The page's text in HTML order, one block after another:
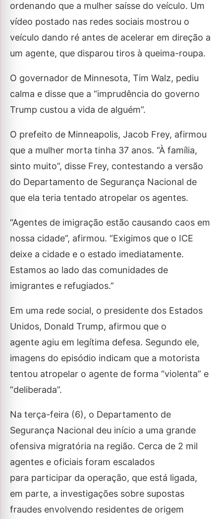
ordenando que a mulher saísse do veículo. Um
vídeo postado nas redes sociais mostrou o
veículo dando ré antes de acelerar em direção a
um agente, que disparou tiros à queima-roupa.
O governador de Minnesota, Tim Walz, pediu
calma e disse que a “imprudência do governo
Trump custou a vida de alguém”.
O prefeito de Minneapolis, Jacob Frey, afirmou
que a mulher morta tinha 37 anos. “À família,
sinto muito”, disse Frey, contestando a versão
do Departamento de Segurança Nacional de
que ela teria tentado atropelar os agentes.
“Agentes de imigração estão causando caos em
nossa cidade”, afirmou. “Exigimos que o ICE
deixe a cidade e o estado imediatamente.
Estamos ao lado das comunidades de
imigrantes e refugiados.”
Em uma rede social, o presidente dos Estados
Unidos, Donald Trump, afirmou que o
agente agiu em legítima defesa. Segundo ele,
imagens do episódio indicam que a motorista
tentou atropelar o agente de forma “violenta” e
“deliberada”.
Na terça-feira (6), o Departamento de
Segurança Nacional deu início a uma grande
ofensiva migratória na região. Cerca de 2 mil
agentes e oficiais foram escalados
para participar da operação, que está ligada,
em parte, a investigações sobre supostas
fraudes envolvendo residentes de origem